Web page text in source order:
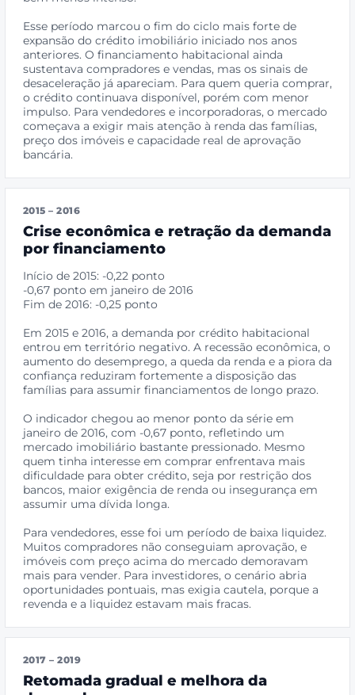
Esse período marcou o fim do ciclo mais forte de
expansão do crédito imobiliário iniciado nos anos
anteriores. O financiamento habitacional ainda
sustentava compradores e vendas, mas os sinais de
desaceleração já apareciam. Para quem queria comprar,
o crédito continuava disponível, porém com menor
impulso. Para vendedores e incorporadoras, o mercado
começava a exigir mais atenção à renda das famílias,
preço dos imóveis e capacidade real de aprovação
bancária.
2015 – 2016
Crise econômica e retração da demanda
por financiamento
Início de 2015: -0,22 ponto
-0,67 ponto em janeiro de 2016
Fim de 2016: -0,25 ponto
Em 2015 e 2016, a demanda por crédito habitacional
entrou em território negativo. A recessão econômica, o
aumento do desemprego, a queda da renda e a piora da
confiança reduziram fortemente a disposição das
famílias para assumir financiamentos de longo prazo.
O indicador chegou ao menor ponto da série em
janeiro de 2016, com -0,67 ponto, refletindo um
mercado imobiliário bastante pressionado. Mesmo
quem tinha interesse em comprar enfrentava mais
dificuldade para obter crédito, seja por restrição dos
bancos, maior exigência de renda ou insegurança em
assumir uma dívida longa.
Para vendedores, esse foi um período de baixa liquidez.
Muitos compradores não conseguiam aprovação, e
imóveis com preço acima do mercado demoravam
mais para vender. Para investidores, o cenário abria
oportunidades pontuais, mas exigia cautela, porque a
revenda e a liquidez estavam mais fracas.
2017 – 2019
Retomada gradual e melhora da